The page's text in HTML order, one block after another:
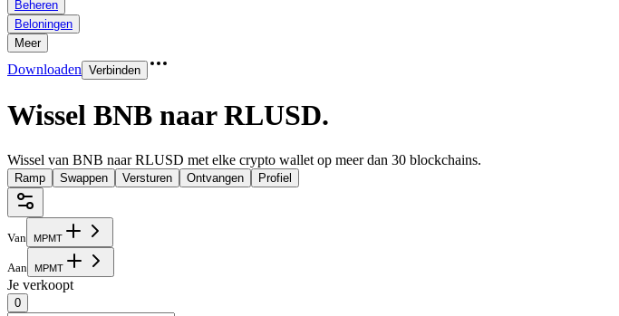
Beheren
Beloningen
Meer
Downloaden Verbinden
Wissel BNB naar RLUSD.
Wissel van BNB naar RLUSD met elke crypto wallet op meer dan 30 blockchains.
Ramp Swappen Versturen Ontvangen Profiel
Van MPMT
Aan MPMT
Je verkoopt
0